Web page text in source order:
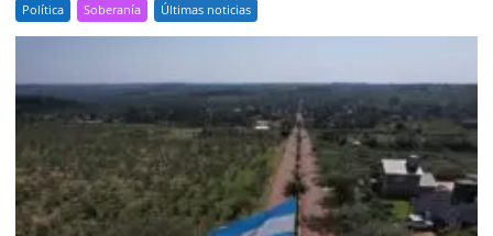
Política Soberanía Últimas noticias